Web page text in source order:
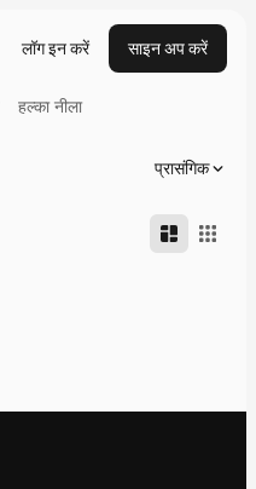
लॉग इन करें साइन अप करें
हल्का नीला
प्रासंगिक